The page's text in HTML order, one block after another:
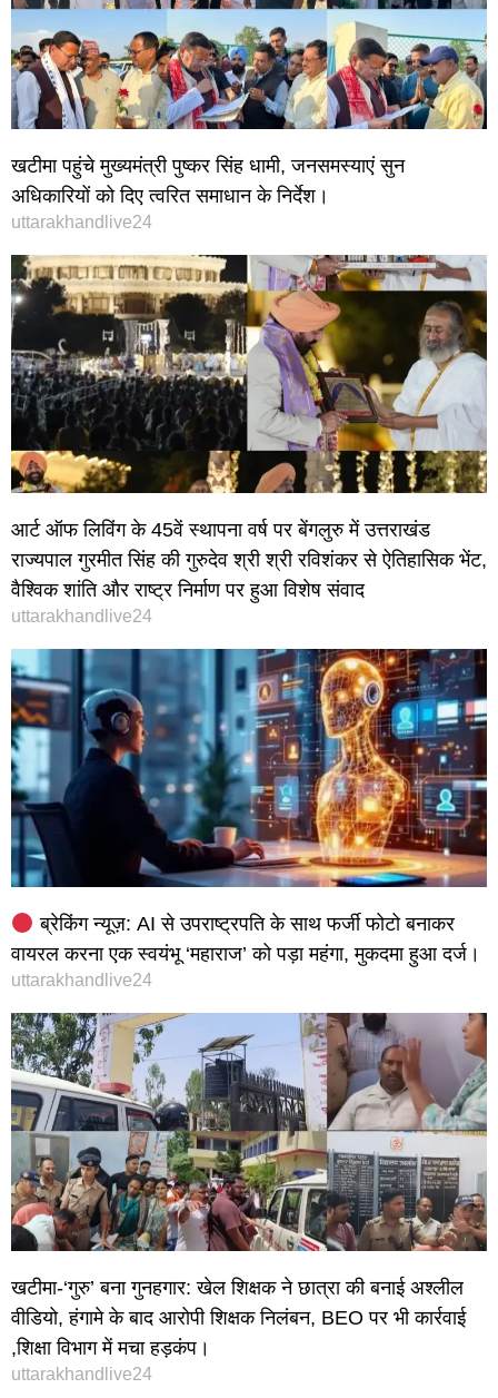
खटीमा पहुंचे मुख्यमंत्री पुष्कर सिंह धामी, जनसमस्याएं सुन
अधिकारियों को दिए त्वरित समाधान के निर्देश।
uttarakhandlive24
आर्ट ऑफ लिविंग के 45वें स्थापना वर्ष पर बेंगलुरु में उत्तराखंड
राज्यपाल गुरमीत सिंह की गुरुदेव श्री श्री रविशंकर से ऐतिहासिक भेंट,
वैश्विक शांति और राष्ट्र निर्माण पर हुआ विशेष संवाद
uttarakhandlive24
ब्रेकिंग न्यूज़: AI से उपराष्ट्रपति के साथ फर्जी फोटो बनाकर
वायरल करना एक स्वयंभू ‘महाराज’ को पड़ा महंगा, मुकदमा हुआ दर्ज।
uttarakhandlive24
खटीमा-‘गुरु’ बना गुनहगार: खेल शिक्षक ने छात्रा की बनाई अश्लील
वीडियो, हंगामे के बाद आरोपी शिक्षक निलंबन, BEO पर भी कार्रवाई
,शिक्षा विभाग में मचा हड़कंप।
uttarakhandlive24